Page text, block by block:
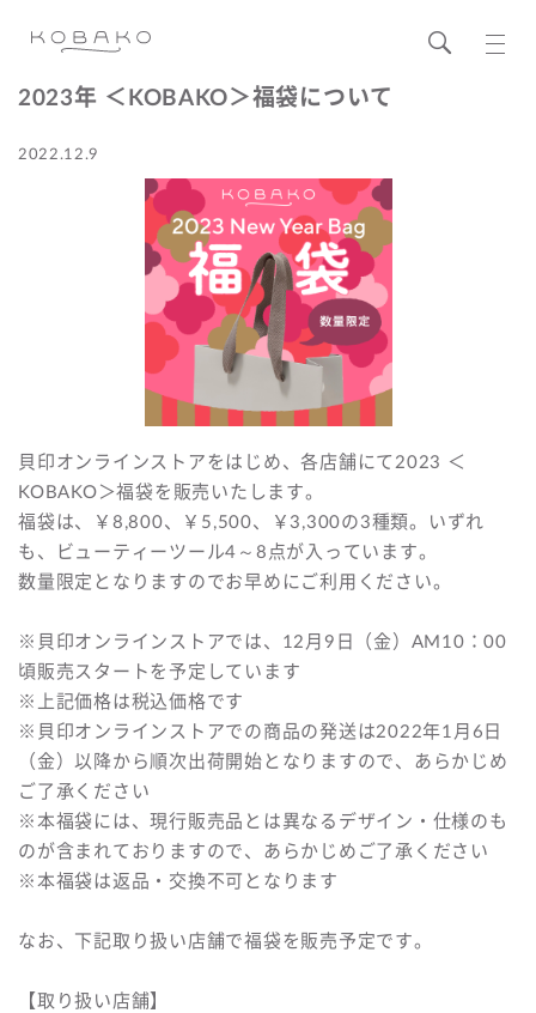
2023年 ＜KOBAKO＞福袋について
2022.12.9
貝印オンラインストアをはじめ、各店舗にて2023 ＜
KOBAKO＞福袋を販売いたします。
福袋は、￥8,800、￥5,500、￥3,300の3種類。いずれ
も、ビューティーツール4～8点が入っています。
数量限定となりますのでお早めにご利用ください。
※貝印オンラインストアでは、12月9日（金）AM10：00
頃販売スタートを予定しています
※上記価格は税込価格です
※貝印オンラインストアでの商品の発送は2022年1月6日
（金）以降から順次出荷開始となりますので、あらかじめ
ご了承ください
※本福袋には、現行販売品とは異なるデザイン・仕様のも
のが含まれておりますので、あらかじめご了承ください
※本福袋は返品・交換不可となります
なお、下記取り扱い店舗で福袋を販売予定です。
【取り扱い店舗】